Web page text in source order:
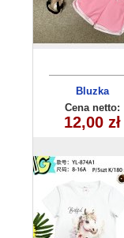
Bluzka
dziecięca
YL-874A1 (8-16)
5 szt
Cena netto:
12,00 zł